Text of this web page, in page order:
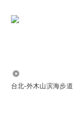
台北-外木山滨海步道